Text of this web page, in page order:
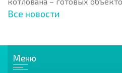
Все новости
Меню